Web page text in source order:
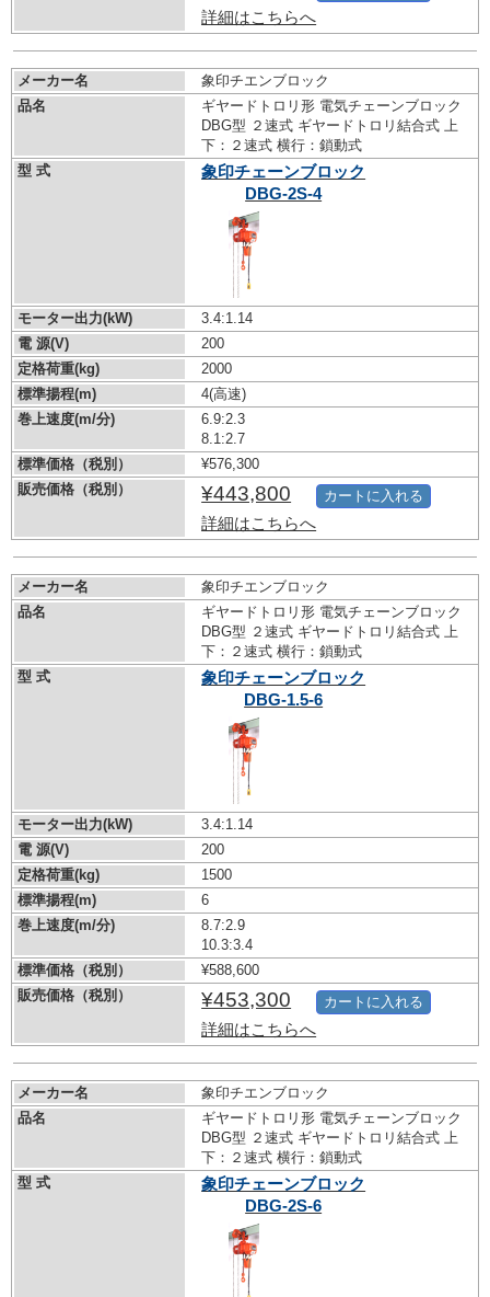
詳細はこちらへ
メーカー名
象印チエンブロック
品名
ギヤードトロリ形 電気チェーンブロック
DBG型 ２速式 ギヤードトロリ結合式 上
下：２速式 横行：鎖動式
型 式
象印チェーンブロック
DBG-2S-4
モーター出力(kW)
3.4:1.14
電 源(V)
200
定格荷重(kg)
2000
標準揚程(m)
4(高速)
巻上速度(m/分)
6.9:2.3
8.1:2.7
標準価格（税別）
¥576,300
販売価格（税別）
¥443,800
詳細はこちらへ
カートに入れる
メーカー名
象印チエンブロック
品名
ギヤードトロリ形 電気チェーンブロック
DBG型 ２速式 ギヤードトロリ結合式 上
下：２速式 横行：鎖動式
型 式
象印チェーンブロック
DBG-1.5-6
モーター出力(kW)
3.4:1.14
電 源(V)
200
定格荷重(kg)
1500
標準揚程(m)
6
巻上速度(m/分)
8.7:2.9
10.3:3.4
標準価格（税別）
¥588,600
販売価格（税別）
¥453,300
詳細はこちらへ
カートに入れる
メーカー名
象印チエンブロック
品名
ギヤードトロリ形 電気チェーンブロック
DBG型 ２速式 ギヤードトロリ結合式 上
下：２速式 横行：鎖動式
型 式
象印チェーンブロック
DBG-2S-6